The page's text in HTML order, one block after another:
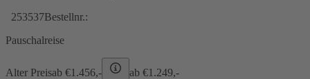
253537Bestellnr.:
Pauschalreise
Alter Preisab €1.456,- ab €1.249,-